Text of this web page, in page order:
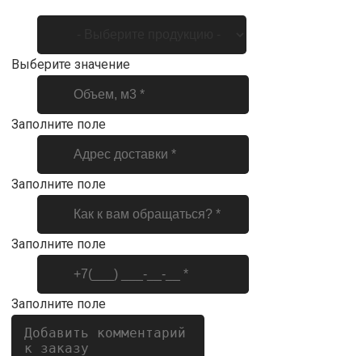
Выберите значение
Заполните поле
Заполните поле
Заполните поле
Заполните поле